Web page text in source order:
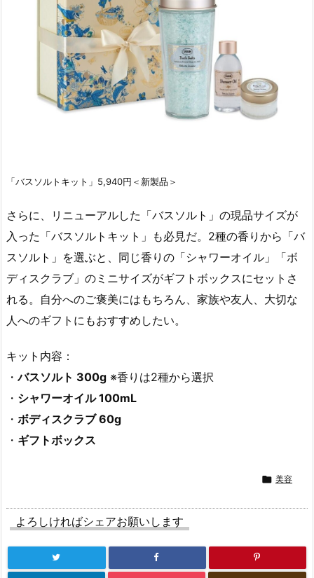
「バスソルトキット」5,940円＜新製品＞
さらに、リニューアルした「バスソルト」の現品サイズが
入った「バスソルトキット」も必見だ。2種の香りから「バ
スソルト」を選ぶと、同じ香りの「シャワーオイル」「ボ
ディスクラブ」のミニサイズがギフトボックスにセットさ
れる。自分へのご褒美にはもちろん、家族や友人、大切な
人へのギフトにもおすすめしたい。
キット内容：
・バスソルト 300g ※香りは2種から選択
・ シャワーオイル 100mL
・ ボディスクラブ 60g
・ ギフトボックス
 美容
よろしければシェアお願いします